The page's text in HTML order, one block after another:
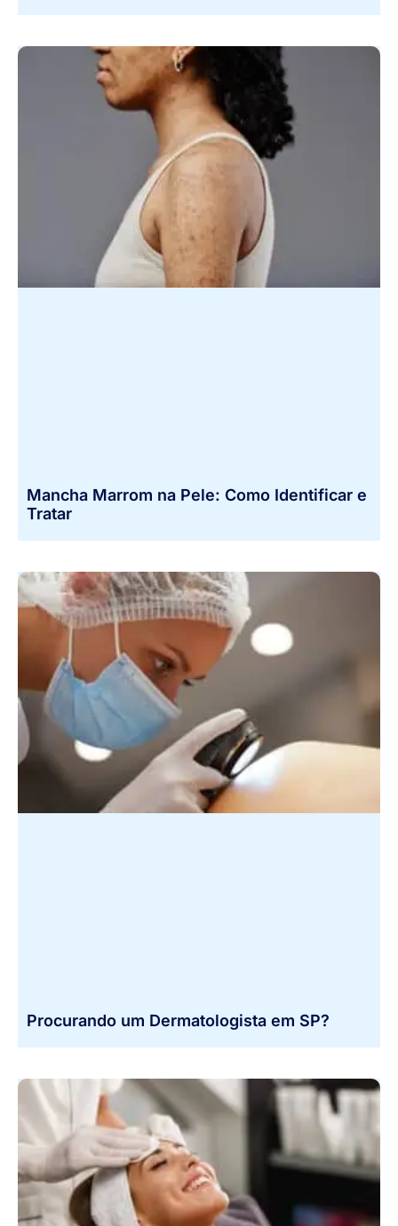
Mancha Marrom na Pele: Como Identificar e
Tratar
Procurando um Dermatologista em SP?